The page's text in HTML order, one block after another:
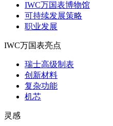
IWC万国表博物馆
可持续发展策略
职业发展
IWC万国表亮点
瑞士高级制表
创新材料
复杂功能
机芯
灵感